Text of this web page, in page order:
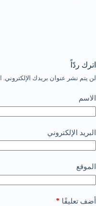
اترك ردّاً
لن يتم نشر عنوان بريدك الإلكتروني.
الاسم
البريد الإلكتروني
الموقع
أضف تعليقًا *